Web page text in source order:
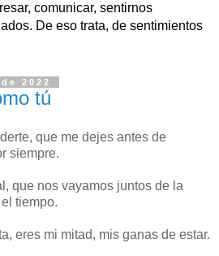
comunicar, sentirnos
De eso trata, de sentimientos
2022
tú
que me dejes antes de
siempre.
que nos vayamos juntos de la
tiempo.
eres mi mitad, mis ganas de estar.